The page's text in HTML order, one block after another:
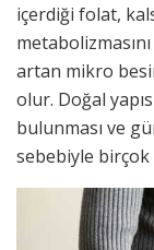
içerdiği folat,
artan mikro
olur. Doğal
bulunması ve
sebebiyle